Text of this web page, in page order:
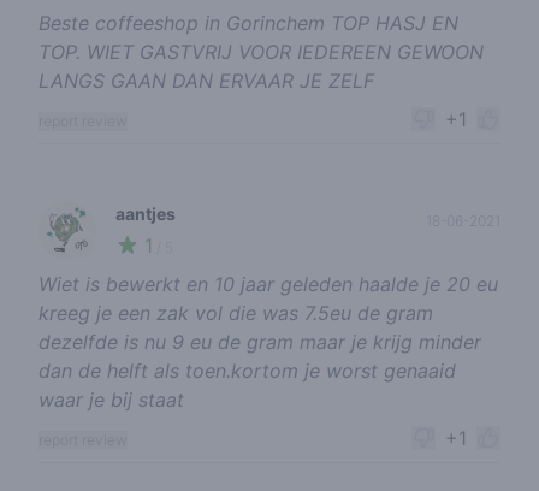
Beste coffeeshop in Gorinchem TOP HASJ EN
TOP. WIET GASTVRIJ VOOR IEDEREEN GEWOON
LANGS GAAN DAN ERVAAR JE ZELF
+1
🌱
aantjes
1
Wiet is bewerkt en 10 jaar geleden haalde je 20 eu
kreeg je een zak vol die was 7.5eu de gram
dezelfde is nu 9 eu de gram maar je krijg minder
dan de helft als toen.kortom je worst genaaid
waar je bij staat
+1